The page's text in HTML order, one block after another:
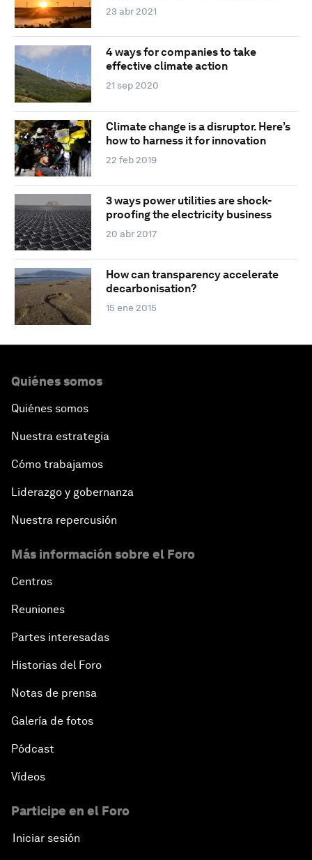
23 abr 2021
4 ways for companies to take
effective climate action
21 sep 2020
Climate change is a disruptor. Here’s
how to harness it for innovation
22 feb 2019
3 ways power utilities are shock-
proofing the electricity business
20 abr 2017
How can transparency accelerate
decarbonisation?
15 ene 2015
Quiénes somos
Quiénes somos
Nuestra estrategia
Cómo trabajamos
Liderazgo y gobernanza
Nuestra repercusión
Más información sobre el Foro
Centros
Reuniones
Partes interesadas
Historias del Foro
Notas de prensa
Galería de fotos
Pódcast
Vídeos
Participe en el Foro
Iniciar sesión